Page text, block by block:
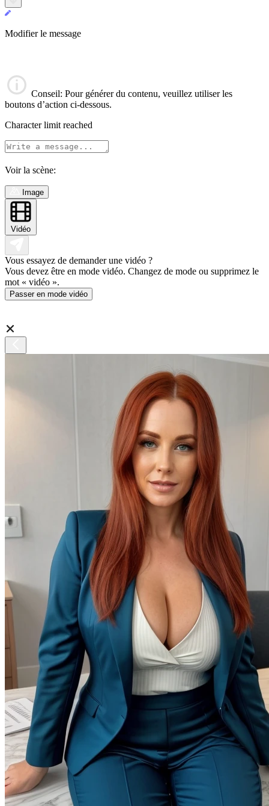
Modifier le message
Conseil: Pour générer du contenu, veuillez utiliser les
boutons d’action ci-dessous.
Character limit reached
Voir la scène:
Image
Vidéo
Vous essayez de demander une vidéo ?
Vous devez être en mode vidéo. Changez de mode ou supprimez le
mot « vidéo ».
Passer en mode vidéo